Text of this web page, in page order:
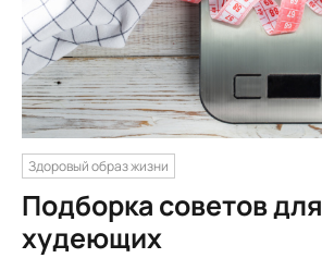
Здоровый образ жизни
Подборка советов для
худеющих